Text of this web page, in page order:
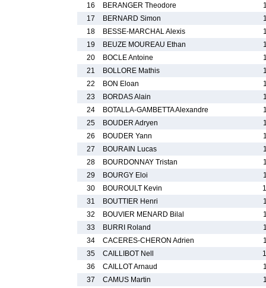
16
BERANGER Theodore
17
BERNARD Simon
18
BESSE-MARCHAL Alexis
19
BEUZE MOUREAU Ethan
20
BOCLE Antoine
21
BOLLORE Mathis
22
BON Eloan
23
BORDAS Alain
24
BOTALLA-GAMBETTA Alexandre
25
BOUDER Adryen
26
BOUDER Yann
27
BOURAIN Lucas
28
BOURDONNAY Tristan
29
BOURGY Eloi
30
BOUROULT Kevin
31
BOUTTIER Henri
32
BOUVIER MENARD Bilal
33
BURRI Roland
34
CACERES-CHERON Adrien
35
CAILLIBOT Nell
36
CAILLOT Arnaud
37
CAMUS Martin